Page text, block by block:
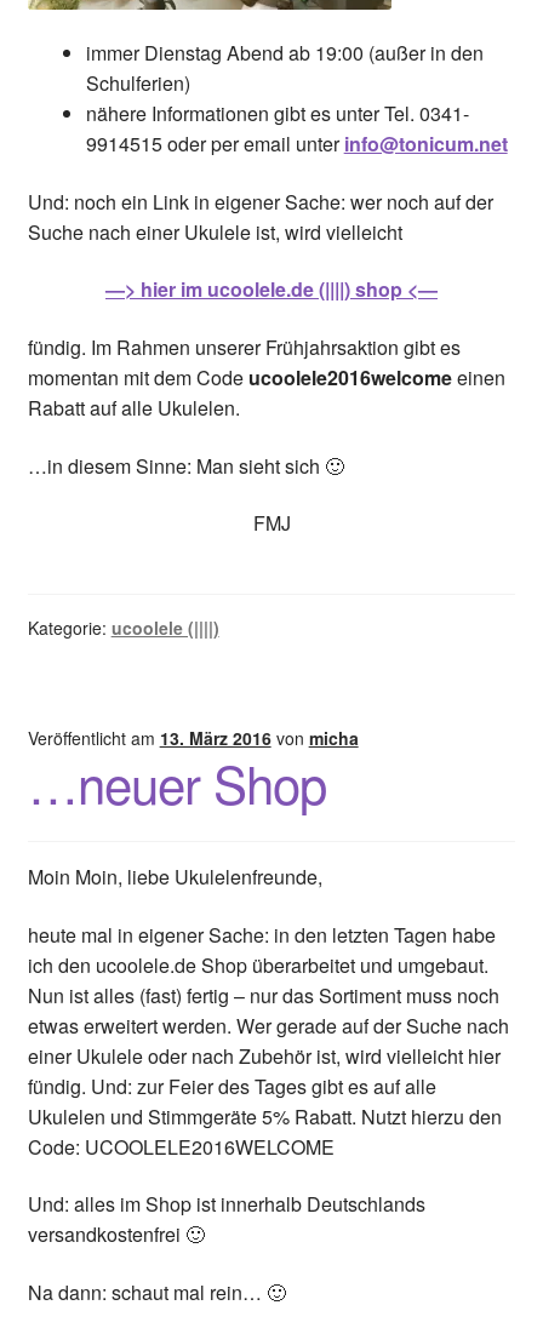
immer Dienstag Abend ab 19:00 (außer in den
Schulferien)
nähere Informationen gibt es unter Tel. 0341-
9914515 oder per email unterinfo@tonicum.net
Und: noch ein Link in eigener Sache: wer noch auf der
Suche nach einer Ukulele ist, wird vielleicht
—> hier im ucoolele.de (||||) shop <—
fündig. Im Rahmen unserer Frühjahrsaktion gibt es
momentan mit dem Code ucoolele2016welcomeeinen
Rabatt auf alle Ukulelen.
…in diesem Sinne: Man sieht sich 🙂
FMJ
Kategorie: ucoolele (||||)
Veröffentlicht am 13. März 2016 von micha
…neuer Shop
Moin Moin, liebe Ukulelenfreunde,
heute mal in eigener Sache: in den letzten Tagen habe
ich den ucoolele.de Shop überarbeitet und umgebaut.
Nun ist alles (fast) fertig – nur das Sortiment muss noch
etwas erweitert werden. Wer gerade auf der Suche nach
einer Ukulele oder nach Zubehör ist, wird vielleicht hier
fündig. Und: zur Feier des Tages gibt es auf alle
Ukulelen und Stimmgeräte 5% Rabatt. Nutzt hierzu den
Code: UCOOLELE2016WELCOME
Und: alles im Shop ist innerhalb Deutschlands
versandkostenfrei 🙂
Na dann: schaut mal rein… 🙂